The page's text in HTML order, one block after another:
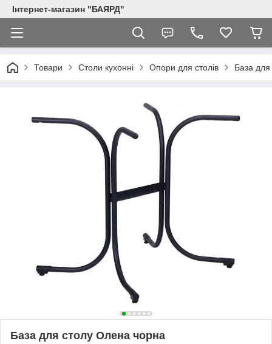
Інтернет-магазин "БАЯРД"
Товари Столи кухонні Опори для столів База
База для столу Олена чорна